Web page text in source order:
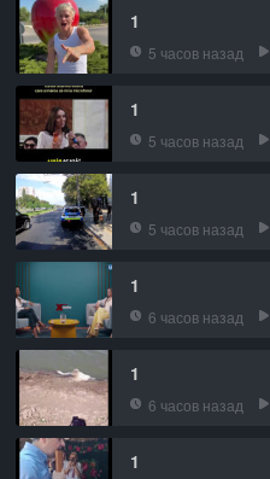
1
5 часов назад
1
5 часов назад
1
5 часов назад
1
6 часов назад
1
6 часов назад
1